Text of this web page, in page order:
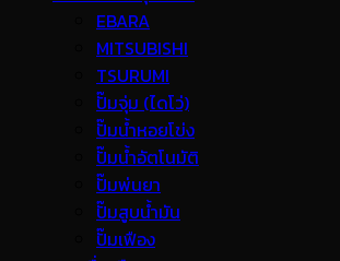
EBARA
MITSUBISHI
TSURUMI
ปั๊มจุ่ม (ไดโว่)
ปั๊มน้ำหอยโข่ง
ปั๊มน้ำอัตโนมัติ
ปั๊มพ่นยา
ปั๊มสูบน้ำมัน
ปั๊มเฟือง